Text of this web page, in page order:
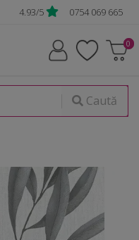
4.93/5 0754 069 665
Caută